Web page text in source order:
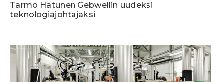
Tarmo Hatunen Gebwellin uudeksi
teknologiajohtajaksi